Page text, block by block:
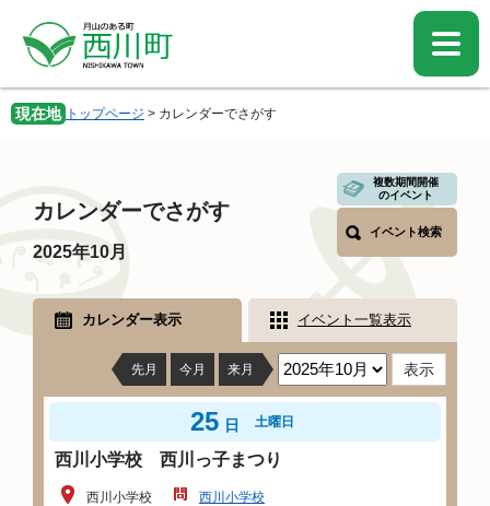
先
頭
を
飛
現在地 トップページ > カレンダーでさがす
文
カレンダーでさがす
複数期間開催
のイベント
イベント検索
2025年10月
カレンダー表示 イベント一覧表示
先月 今月 来月
25 日 土曜日
西川小学校 西川っ子まつり
西川小学校 西川小学校